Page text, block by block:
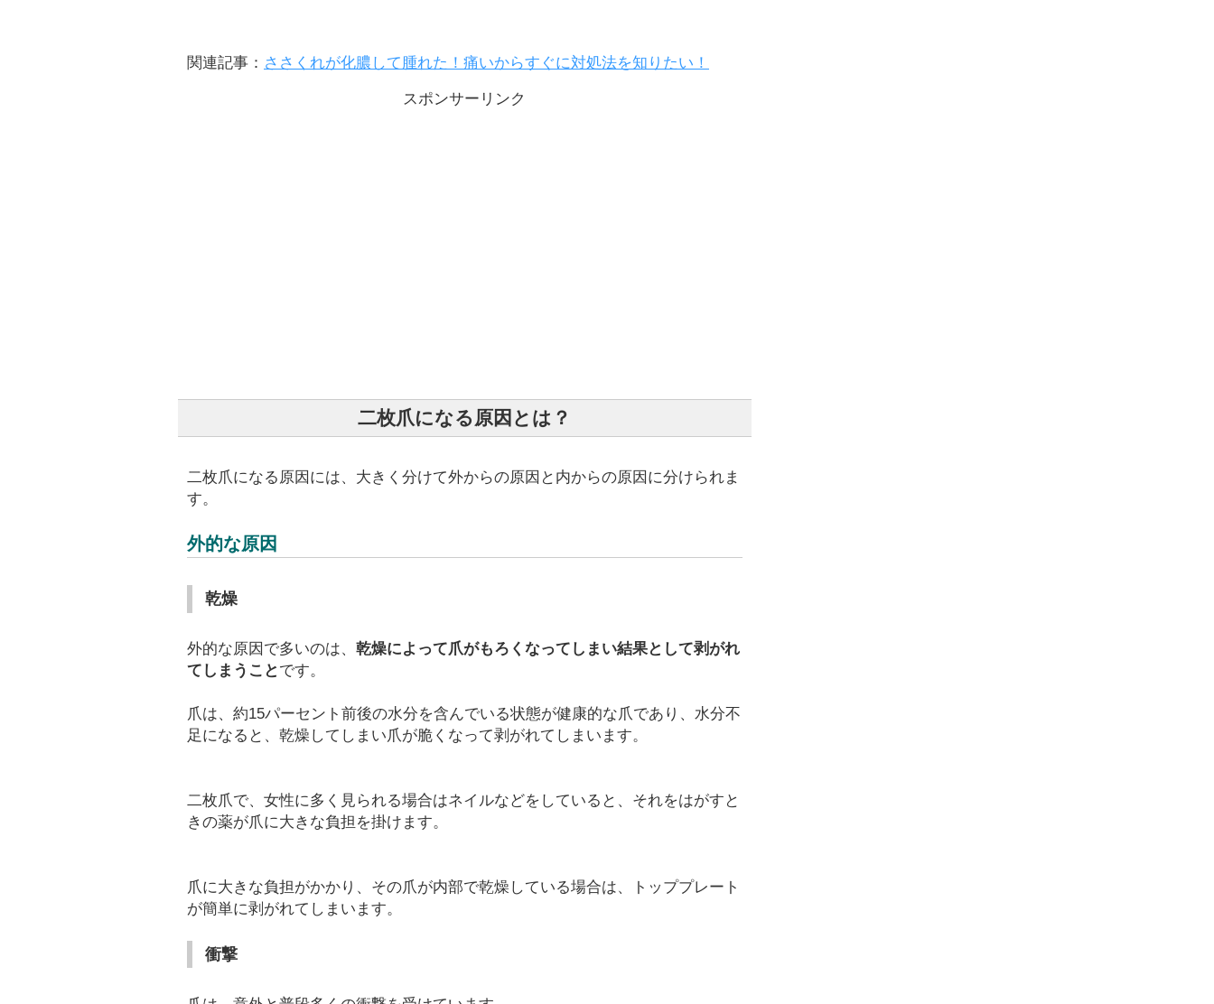
関連記事： ささくれが化膿して腫れた！痛いからすぐに対処法を知りたい！
スポンサーリンク
二枚爪になる原因とは？
二枚爪になる原因には、大きく分けて外からの原因と内からの原因に分けられま
す。
外的な原因
乾燥
外的な原因で多いのは、 乾燥によって爪がもろくなってしまい結果として剥がれ
てしまうこと です。
爪は、約15パーセント前後の水分を含んでいる状態が健康的な爪であり、水分不
足になると、乾燥してしまい爪が脆くなって剥がれてしまいます。
二枚爪で、女性に多く見られる場合はネイルなどをしていると、それをはがすと
きの薬が爪に大きな負担を掛けます。
爪に大きな負担がかかり、その爪が内部で乾燥している場合は、トッププレート
が簡単に剥がれてしまいます。
衝撃